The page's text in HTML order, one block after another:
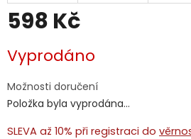
598 Kč
cena:
Vyprodáno
Možnosti doručení
Položka byla vyprodána…
SLEVA až 10% při registraci do